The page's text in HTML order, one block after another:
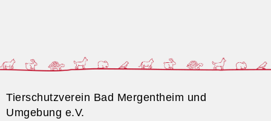
Tierschutzverein Bad Mergentheim und
Umgebung e.V.